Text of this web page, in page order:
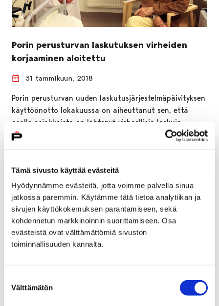
Tämä sivusto käyttää evästeitä
Hyödynnämme evästeitä, jotta voimme palvella sinua
jatkossa paremmin. Käytämme tätä tietoa analytiikan ja
sivujen käyttökokemuksen parantamiseen, sekä
kohdennetun markkinoinnin suorittamiseen. Osa
evästeistä ovat välttämättömiä sivuston
toiminnallisuuden kannalta.
valinta
Välttämätön
Porin perusturvan laskutuksen virheiden
korjaaminen aloitettu
31 tammikuun, 2018
Porin perusturvan uuden laskutusjärjestelmäpäivityksen
käyttöönotto lokakuussa on aiheuttanut sen, että
osalle asiakkaista on lähtenyt virheellisiä laskuja.